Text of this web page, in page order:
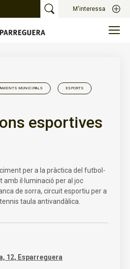
M'interessa
MUNICIPALS ESPORTS
esportives
per a la pràctica del futbol-
amb il·luminació per al joc
de sorra, circuit esportiu per a
taula antivandàlica.
12, Esparreguera